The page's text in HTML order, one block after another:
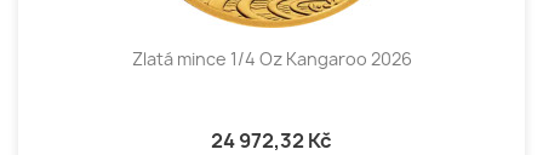
Zlatá mince 1/4 Oz Kangaroo 2026
24 972,32 Kč